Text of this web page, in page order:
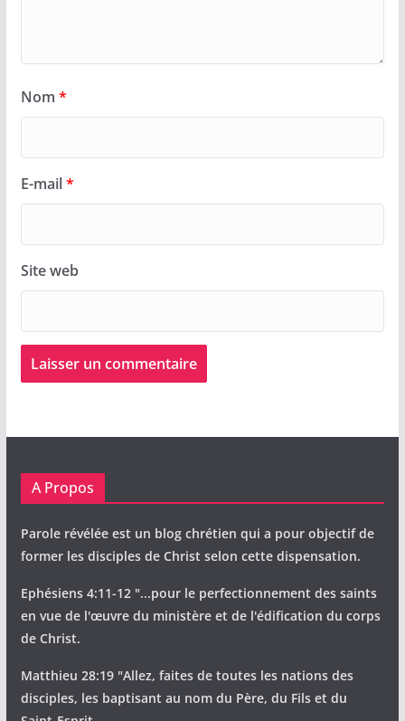
Nom *
E-mail*
Site web
A Propos
Parole révélée est un blog chrétien qui a pour objectif de
former les disciples de Christ selon cette dispensation.
Ephésiens 4:11-12 "...pour le perfectionnement des saints
en vue de l'œuvre du ministère et de l'édification du corps
de Christ.
Matthieu 28:19 "Allez, faites de toutes les nations des
disciples, les baptisant au nom du Père, du Fils et du